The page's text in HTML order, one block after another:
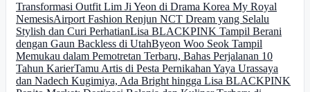
Transformasi Outfit Lim Ji Yeon di Drama Korea My Royal
NemesisAirport Fashion Renjun NCT Dream yang Selalu
Stylish dan Curi PerhatianLisa BLACKPINK Tampil Berani
dengan Gaun Backless di UtahByeon Woo Seok Tampil
Memukau dalam Pemotretan Terbaru, Bahas Perjalanan 10
Tahun KarierTamu Artis di Pesta Pernikahan Yaya Urassaya
dan Nadech Kugimiya, Ada Bright hingga Lisa BLACKPINK